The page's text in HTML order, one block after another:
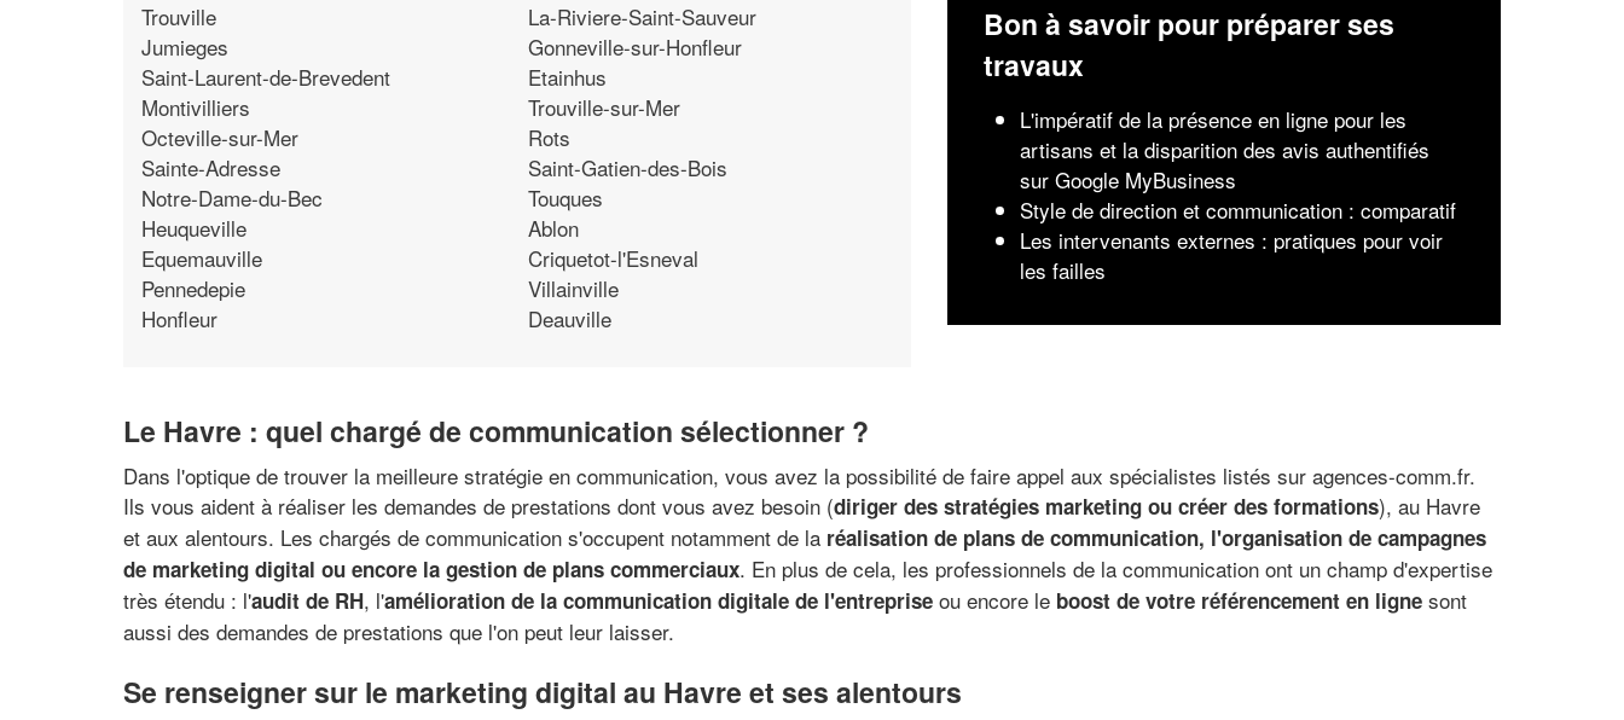
Trouville
Jumieges
Saint-Laurent-de-Brevedent
Montivilliers
Octeville-sur-Mer
Sainte-Adresse
Notre-Dame-du-Bec
Heuqueville
Equemauville
Pennedepie
Honfleur
La-Riviere-Saint-Sauveur
Gonneville-sur-Honfleur
Etainhus
Trouville-sur-Mer
Rots
Saint-Gatien-des-Bois
Touques
Ablon
Criquetot-l'Esneval
Villainville
Deauville
Bon à savoir pour préparer ses
travaux
L'impératif de la présence en ligne pour les
artisans et la disparition des avis authentifiés
sur Google MyBusiness
Style de direction et communication : comparatif
Les intervenants externes : pratiques pour voir
les failles
Le Havre : quel chargé de communication sélectionner ?
Dans l'optique de trouver la meilleure stratégie en communication, vous avez la possibilité de faire appel aux spécialistes listés sur agences-comm.fr.
Ils vous aident à réaliser les demandes de prestations dont vous avez besoin (diriger des stratégies marketing ou créer des formations), au Havre
et aux alentours. Les chargés de communication s'occupent notamment de la réalisation de plans de communication, l'organisation de campagnes
de marketing digital ou encore la gestion de plans commerciaux. En plus de cela, les professionnels de la communication ont un champ d'expertise
très étendu : l'audit de RH, l'amélioration de la communication digitale de l'entreprise ou encore le boost de votre référencement en ligne sont
aussi des demandes de prestations que l'on peut leur laisser.
Se renseigner sur le marketing digital au Havre et ses alentours